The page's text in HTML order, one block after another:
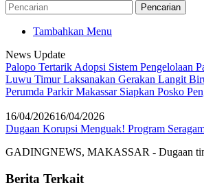
Pencarian
Tambahkan Menu
News Update
Palopo Tertarik Adopsi Sistem Pengelolaan
Luwu Timur Laksanakan Gerakan Langit
Perumda Parkir Makassar Siapkan Posko
16/04/202616/04/2026
Dugaan Korupsi Menguak! Program
GADINGNEWS, MAKASSAR - Dugaan
Berita Terkait